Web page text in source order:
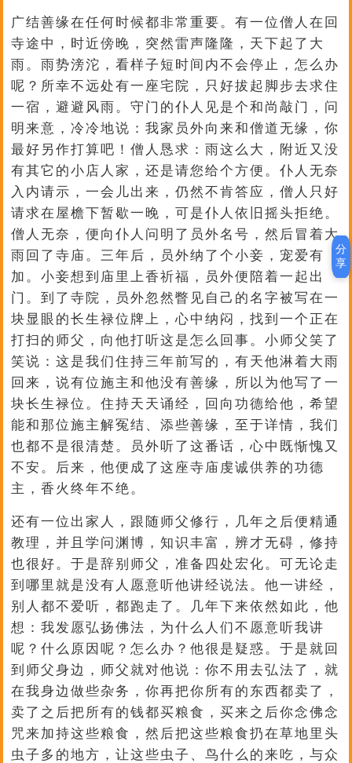
广结善缘在任何时候都非常重要。有一位僧人在回
寺途中，时近傍晚，突然雷声隆隆，天下起了大
雨。雨势滂沱，看样子短时间内不会停止，怎么办
呢？所幸不远处有一座宅院，只好拔起脚步去求住
一宿，避避风雨。守门的仆人见是个和尚敲门，问
明来意，冷冷地说：我家员外向来和僧道无缘，你
最好另作打算吧！僧人恳求：雨这么大，附近又没
有其它的小店人家，还是请您给个方便。仆人无奈
入内请示，一会儿出来，仍然不肯答应，僧人只好
请求在屋檐下暂歇一晚，可是仆人依旧摇头拒绝。
僧人无奈，便向仆人问明了员外名号，然后冒着大
雨回了寺庙。三年后，员外纳了个小妾，宠爱有
加。小妾想到庙里上香祈福，员外便陪着一起出
门。到了寺院，员外忽然瞥见自己的名字被写在一
块显眼的长生禄位牌上，心中纳闷，找到一个正在
打扫的师父，向他打听这是怎么回事。小师父笑了
笑说：这是我们住持三年前写的，有天他淋着大雨
回来，说有位施主和他没有善缘，所以为他写了一
块长生禄位。住持天天诵经，回向功德给他，希望
能和那位施主解冤结、添些善缘，至于详情，我们
也都不是很清楚。员外听了这番话，心中既惭愧又
不安。后来，他便成了这座寺庙虔诚供养的功德
主，香火终年不绝。
还有一位出家人，跟随师父修行，几年之后便精通
教理，并且学问渊博，知识丰富，辨才无碍，修持
也很好。于是辞别师父，准备四处宏化。可无论走
到哪里就是没有人愿意听他讲经说法。他一讲经，
别人都不爱听，都跑走了。几年下来依然如此，他
想：我发愿弘扬佛法，为什么人们不愿意听我讲
呢？什么原因呢？怎么办？他很是疑惑。于是就回
到师父身边，师父就对他说：你不用去弘法了，就
在我身边做些杂务，你再把你所有的东西都卖了，
卖了之后把所有的钱都买粮食，买来之后你念佛念
咒来加持这些粮食，然后把这些粮食扔在草地里头
虫子多的地方，让这些虫子、鸟什么的来吃，与众
分
享